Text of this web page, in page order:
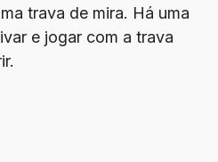
trava de mira. Há uma
e jogar com a trava